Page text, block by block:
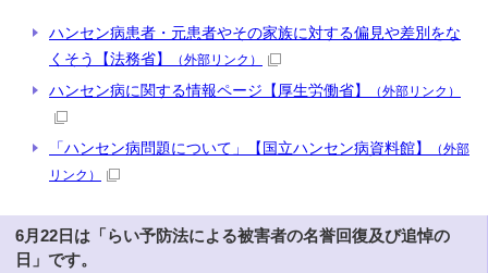
ハンセン病患者・元患者やその家族に対する偏見や差別をな
くそう【法務省】
（外部リンク）
ハンセン病に関する情報ページ【厚生労働省】 （外部リンク）
「ハンセン病問題について」【国立ハンセン病資料館】
（外部
リンク）
6月22日は「らい予防法による被害者の名誉回復及び追悼の
日」です。